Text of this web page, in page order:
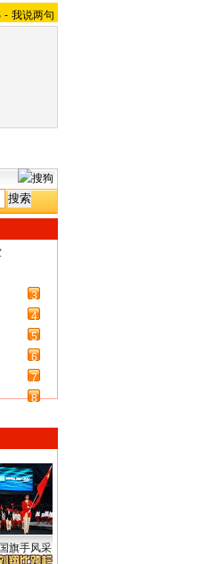
- 我说两句
3
4
5
6
7
8
旗手风采